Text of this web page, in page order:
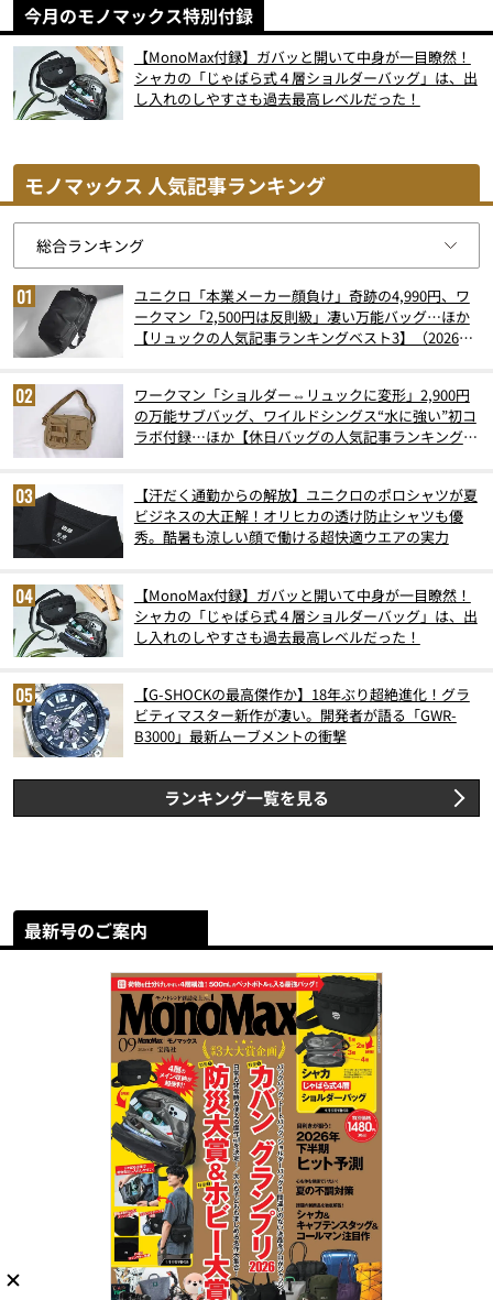
今月のモノマックス特別付録
【MonoMax付録】ガバッと開いて中身が一目瞭然！
シャカの「じゃばら式４層ショルダーバッグ」は、出
し入れのしやすさも過去最高レベルだった！
モノマックス 人気記事ランキング
ユニクロ「本業メーカー顔負け」奇跡の4,990円、ワ
ークマン「2,500円は反則級」凄い万能バッグ…ほか
【リュックの人気記事ランキングベスト3】（2026年
ワークマン「ショルダー⇔リュックに変形」2,900円
の万能サブバッグ、ワイルドシングス“水に強い”初コ
ラボ付録…ほか【休日バッグの人気記事ランキングベ
【汗だく通勤からの解放】ユニクロのポロシャツが夏
ビジネスの大正解！オリヒカの透け防止シャツも優
秀。酷暑も涼しい顔で働ける超快適ウエアの実力
【MonoMax付録】ガバッと開いて中身が一目瞭然！
シャカの「じゃばら式４層ショルダーバッグ」は、出
し入れのしやすさも過去最高レベルだった！
【G-SHOCKの最高傑作か】18年ぶり超絶進化！グラ
ビティマスター新作が凄い。開発者が語る「GWR-
B3000」最新ムーブメントの衝撃
ランキング一覧を見る
最新号のご案内